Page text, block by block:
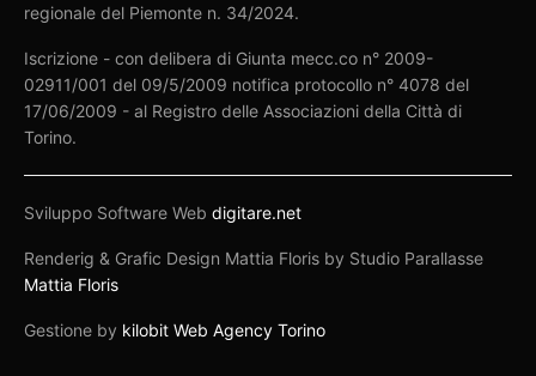
regionale del Piemonte n. 34/2024.
Iscrizione - con delibera di Giunta mecc.co n° 2009-
02911/001 del 09/5/2009 notifica protocollo n° 4078 del
17/06/2009 - al Registro delle Associazioni della Città di
Torino.
Sviluppo Software Webdigitare.net
Renderig & Grafic Design Mattia Floris by Studio Parallasse
Mattia Floris
Gestione by kilobit Web Agency Torino